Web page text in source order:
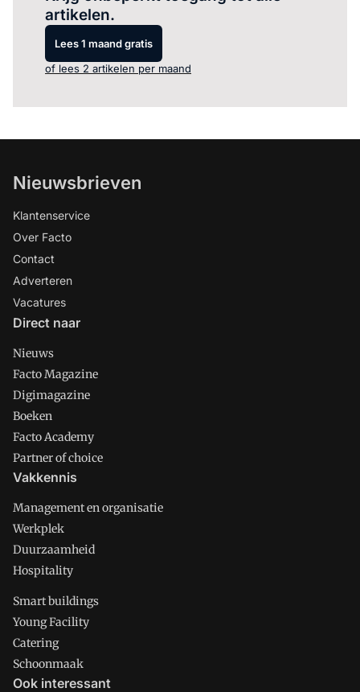
artikelen.
Lees 1 maand gratis
of lees 2 artikelen per maand
Nieuwsbrieven
Klantenservice
Over Facto
Contact
Adverteren
Vacatures
Direct naar
Nieuws
Facto Magazine
Digimagazine
Boeken
Facto Academy
Partner of choice
Vakkennis
Management en organisatie
Werkplek
Duurzaamheid
Hospitality
Smart buildings
Young Facility
Catering
Schoonmaak
Ook interessant